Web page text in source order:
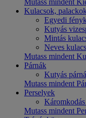
Mutass mindent
Kulacsok,
Egyedi
Kutyás
Mintás
Neves
Mutass mindent
Párnák
Kutyás
Mutass mindent
Perselyek
Mutass mindent